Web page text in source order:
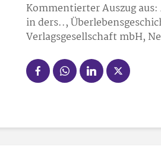
Kommentierter Auszug
in ders..,
Verlagsgesellschaft mbH,